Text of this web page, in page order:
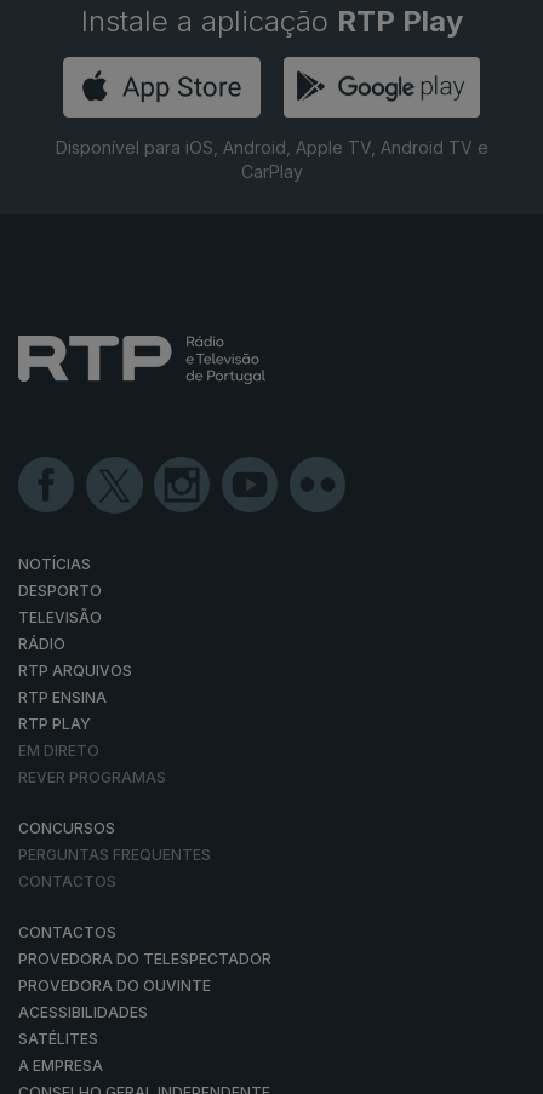
Instale a aplicação RTP Play
Disponível para iOS, Android, Apple TV, Android TV e
CarPlay
NOTÍCIAS
DESPORTO
TELEVISÃO
RÁDIO
RTP ARQUIVOS
RTP ENSINA
RTP PLAY
EM DIRETO
REVER PROGRAMAS
CONCURSOS
PERGUNTAS FREQUENTES
CONTACTOS
CONTACTOS
PROVEDORA DO TELESPECTADOR
PROVEDORA DO OUVINTE
ACESSIBILIDADES
SATÉLITES
A EMPRESA